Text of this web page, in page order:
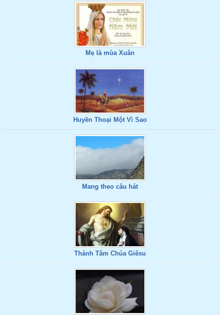
Mẹ là mùa Xuân
Huyền Thoại Một Vì Sao
Mang theo câu hát
Thánh Tâm Chúa Giêsu